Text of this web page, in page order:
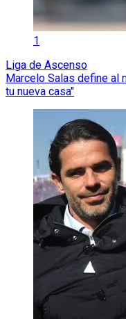
1
Liga de Ascenso
Marcelo Salas define al
tu nueva casa"